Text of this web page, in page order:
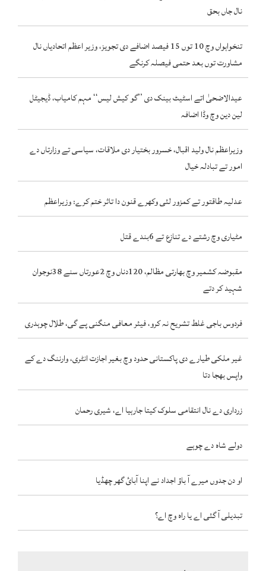
نال جاں بحق
تنخواہواں وچ 10 توں 15 فیصد اضافے دی تجویز، وزیر اعظم اتحادیاں نال
مشاورت توں بعد حتمی فیصلہ کرنگے
عیدالاضحیٰ اتے اسٹیٹ بینک دی ’’گو کیش لیس‘‘ مہم کامیاب، ڈیجیٹل
لین دین وچ وڈا اضافہ
وزیراعظم نال ولید اقبال، خسرور بختیار دی ملاقات، سیاسی تے وزارتاں دے
امور تے تبادلہ خیال
عدلیہ طاقتور تے کمزور لئی وکھرے قنون دا تاثر ختم کرے: وزیراعظم
مٹیاری وچ رشتے دے تنازع تے 6بندے قتل
مقبوضہ کشمیر وچ بھارتی مظالم، 120دناں وچ 2عورتاں سنے 38نوجوان
شہید کر دتے
فردوس باجی غلط تشریح نہ کرو، فیئر معافی منگنی پے گی، طلال چوہدری
غیر ملکی طیارے دی پاکستانی حدود وچ بغیر اجازت انٹری، وارننگ دے کے
واپس بھجا دتا
زرداری دے نال انتقامی سلوک کیتا جارہیا اے، شیری رحمان
دولے شاہ دے چوہے
او دن جدوں میرے آ باؤ اجداد نے اپنا آبائ گھر چھڈیا
تبدیلی آ گئی اے یا راہ وچ اے؟